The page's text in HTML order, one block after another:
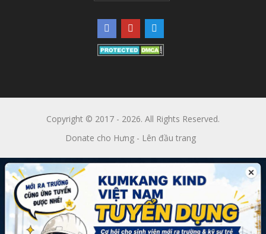
Copyright © 2017 - 2026. All Rights Reserved.
Donate cho Hưng- Lên đầu trang